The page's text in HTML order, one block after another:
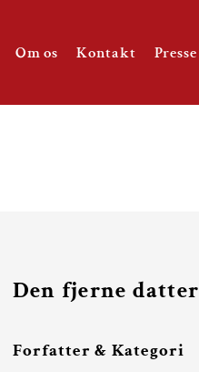
Om os Kontakt Presse
Den fjerne datter
Forfatter & Kategori